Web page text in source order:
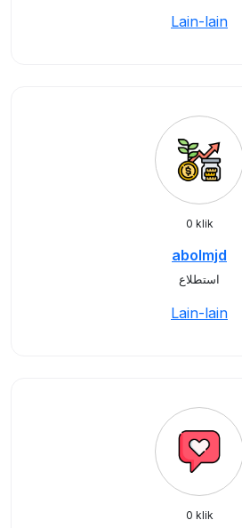
Lain-lain
0 klik
abolmjd
استطلاع
Lain-lain
0 klik